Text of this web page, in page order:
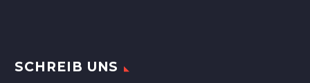
SCHREIB UNS